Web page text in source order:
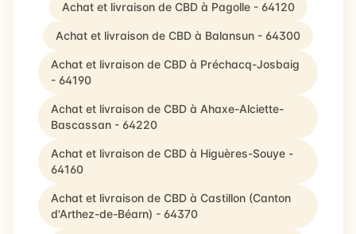
Achat et livraison de CBD à Pagolle - 64120
Achat et livraison de CBD à Balansun - 64300
Achat et livraison de CBD à Préchacq-Josbaig
- 64190
Achat et livraison de CBD à Ahaxe-Alciette-
Bascassan - 64220
Achat et livraison de CBD à Higuères-Souye -
64160
Achat et livraison de CBD à Castillon (Canton
d'Arthez-de-Béarn) - 64370